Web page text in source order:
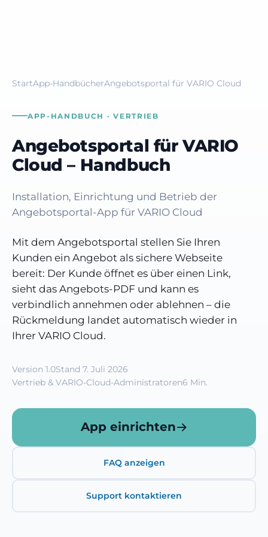
StartApp-HandbücherAngebotsportal für VARIO Cloud
APP-HANDBUCH · VERTRIEB
Angebotsportal für VARIO
Cloud – Handbuch
Installation, Einrichtung und Betrieb der
Angebotsportal-App für VARIO Cloud
Mit dem Angebotsportal stellen Sie Ihren
Kunden ein Angebot als sichere Webseite
bereit: Der Kunde öffnet es über einen Link,
sieht das Angebots-PDF und kann es
verbindlich annehmen oder ablehnen – die
Rückmeldung landet automatisch wieder in
Ihrer VARIO Cloud.
Version 1.0Stand 7. Juli 2026
Vertrieb & VARIO-Cloud-Administratoren6 Min.
App einrichten
FAQ anzeigen
Support kontaktieren